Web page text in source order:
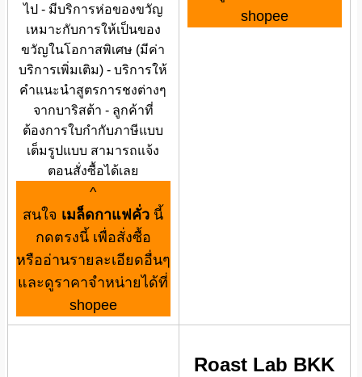
ไป - มีบริการห่อของขวัญ
เหมาะกับการให้เป็นของ
ขวัญในโอกาสพิเศษ (มีค่า
บริการเพิ่มเติม) - บริการให้
คำแนะนำสูตรการชงต่างๆ
จากบาริสต้า - ลูกค้าที่
ต้องการใบกำกับภาษีแบบ
เต็มรูปแบบ สามารถแจ้ง
ตอนสั่งซื้อได้เลย
^
สนใจ เมล็ดกาแฟคั่ว นี้
กดตรงนี้ เพื่อสั่งซื้อ
หรืออ่านรายละเอียดอื่นๆ
และดูราคาจำหน่ายได้ที่
shopee
shopee
Roast Lab BKK